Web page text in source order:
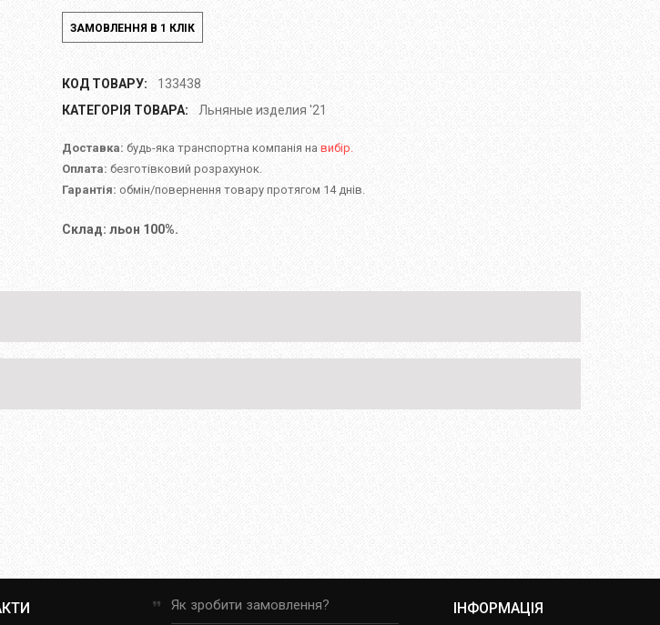
КОД ТОВАРУ:
133438
КАТЕГОРІЯ ТОВАРА:
Льняные изделия '21
Доставка: будь-яка транспортна компанія на вибір.
Оплата: безготівковий розрахунок.
Гарантія: обмін/повернення товару протягом 14 днів.
Склад: льон 100%.
Як зробити замовлення? ІНФОРМАЦІЯ